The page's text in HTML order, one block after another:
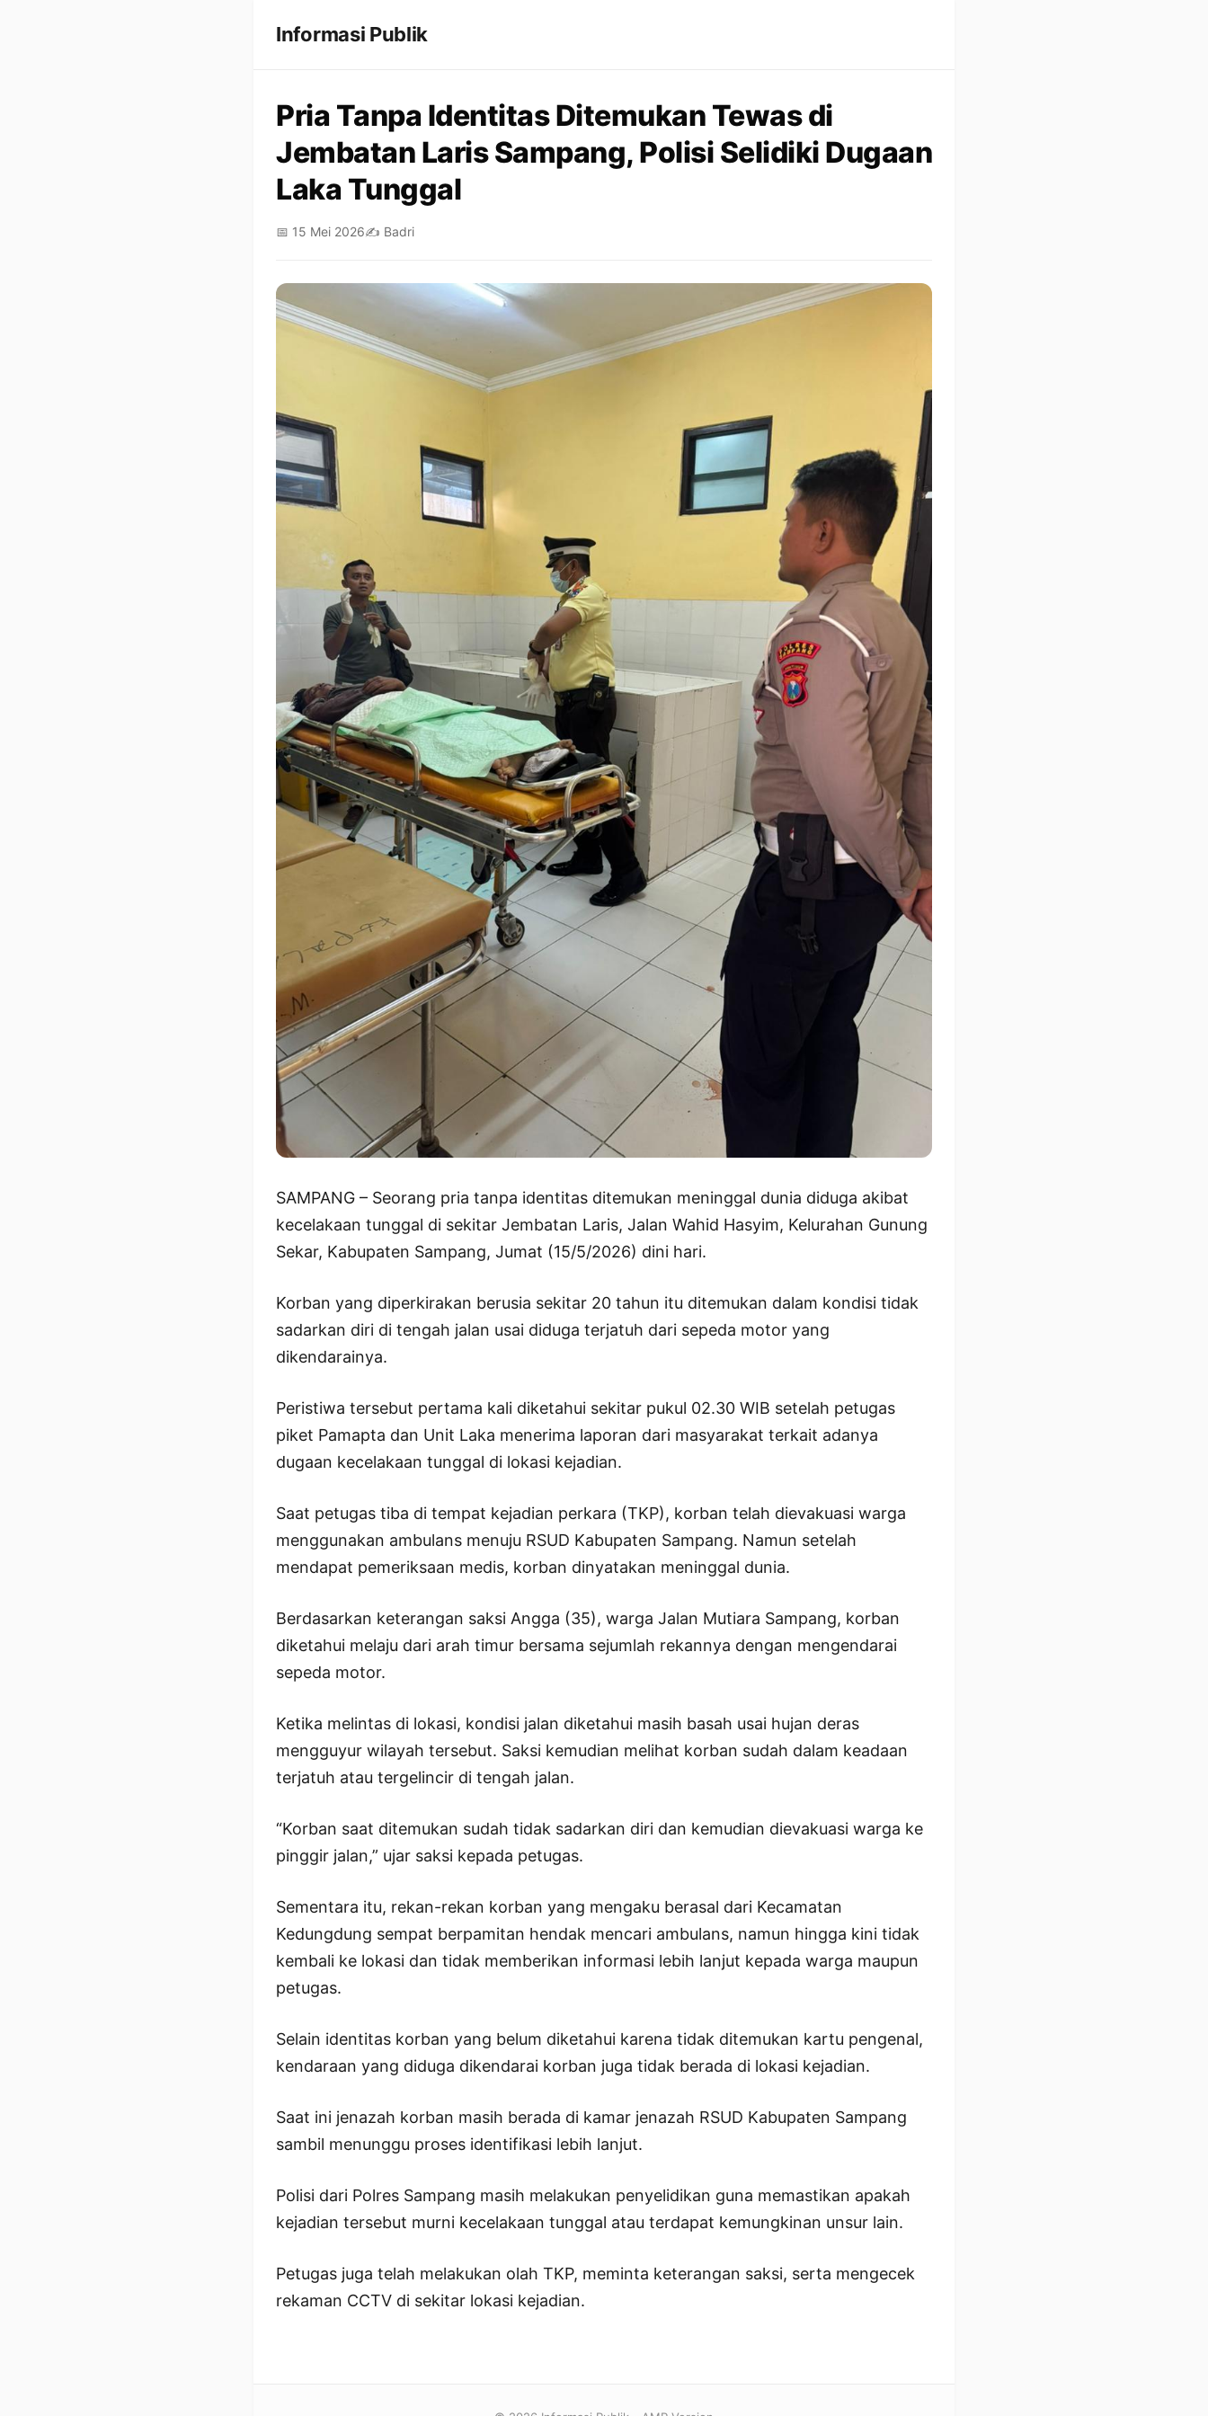
Informasi Publik
Pria Tanpa Identitas Ditemukan Tewas di
Jembatan Laris Sampang, Polisi Selidiki Dugaan
Laka Tunggal
📅 15 Mei 2026✍️ Badri
SAMPANG – Seorang pria tanpa identitas ditemukan meninggal dunia diduga akibat
kecelakaan tunggal di sekitar Jembatan Laris, Jalan Wahid Hasyim, Kelurahan Gunung
Sekar, Kabupaten Sampang, Jumat (15/5/2026) dini hari.
Korban yang diperkirakan berusia sekitar 20 tahun itu ditemukan dalam kondisi tidak
sadarkan diri di tengah jalan usai diduga terjatuh dari sepeda motor yang
dikendarainya.
Peristiwa tersebut pertama kali diketahui sekitar pukul 02.30 WIB setelah petugas
piket Pamapta dan Unit Laka menerima laporan dari masyarakat terkait adanya
dugaan kecelakaan tunggal di lokasi kejadian.
Saat petugas tiba di tempat kejadian perkara (TKP), korban telah dievakuasi warga
menggunakan ambulans menuju RSUD Kabupaten Sampang. Namun setelah
mendapat pemeriksaan medis, korban dinyatakan meninggal dunia.
Berdasarkan keterangan saksi Angga (35), warga Jalan Mutiara Sampang, korban
diketahui melaju dari arah timur bersama sejumlah rekannya dengan mengendarai
sepeda motor.
Ketika melintas di lokasi, kondisi jalan diketahui masih basah usai hujan deras
mengguyur wilayah tersebut. Saksi kemudian melihat korban sudah dalam keadaan
terjatuh atau tergelincir di tengah jalan.
“Korban saat ditemukan sudah tidak sadarkan diri dan kemudian dievakuasi warga ke
pinggir jalan,” ujar saksi kepada petugas.
Sementara itu, rekan-rekan korban yang mengaku berasal dari Kecamatan
Kedungdung sempat berpamitan hendak mencari ambulans, namun hingga kini tidak
kembali ke lokasi dan tidak memberikan informasi lebih lanjut kepada warga maupun
petugas.
Selain identitas korban yang belum diketahui karena tidak ditemukan kartu pengenal,
kendaraan yang diduga dikendarai korban juga tidak berada di lokasi kejadian.
Saat ini jenazah korban masih berada di kamar jenazah RSUD Kabupaten Sampang
sambil menunggu proses identifikasi lebih lanjut.
Polisi dari Polres Sampang masih melakukan penyelidikan guna memastikan apakah
kejadian tersebut murni kecelakaan tunggal atau terdapat kemungkinan unsur lain.
Petugas juga telah melakukan olah TKP, meminta keterangan saksi, serta mengecek
rekaman CCTV di sekitar lokasi kejadian.